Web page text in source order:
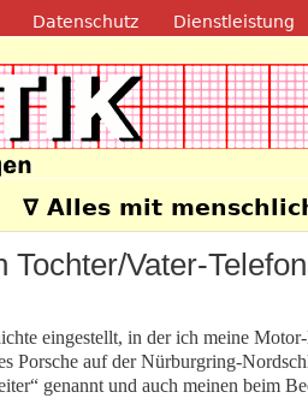
Direkt zum Inhalt
Datenschutz Dienstleistung
∇ Alles mit
Vater-
eingestellt, in der ich meine
Porsche auf der Nürburgring-
genannt und auch meinen beim